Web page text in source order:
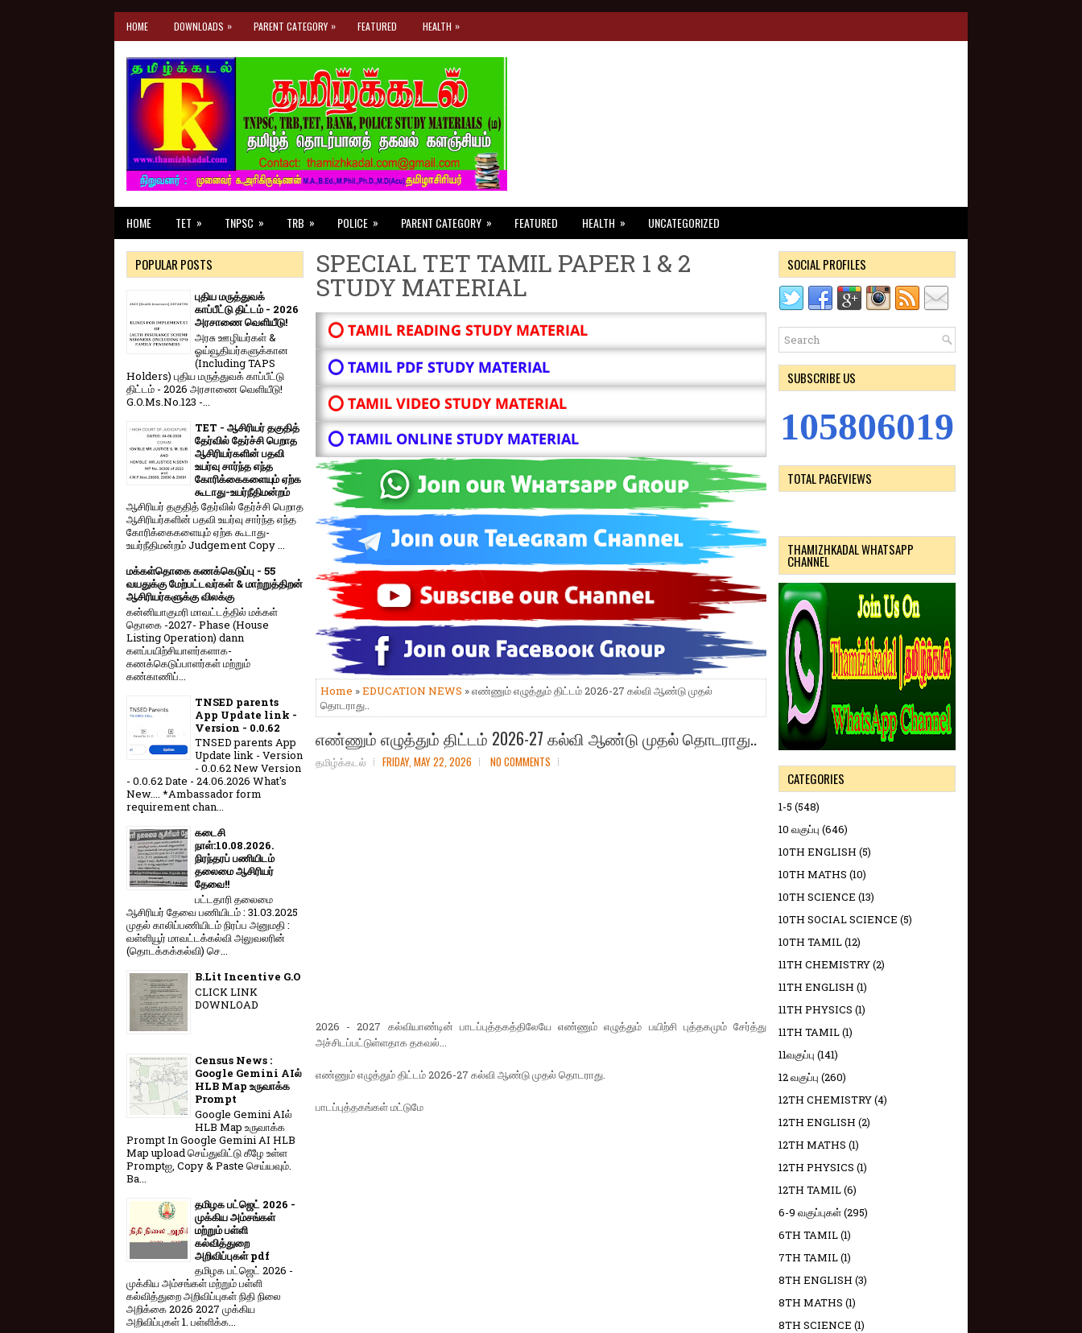
HOME DOWNLOADS » PARENT CATEGORY » FEATURED HEALTH »
HOME TET » TNPSC » TRB » POLICE » PARENT CATEGORY » FEATURED HEALTH » UNCATEGORIZED
SPECIAL TET TAMIL PAPER 1 & 2
STUDY MATERIAL
⭕ TAMIL READING STUDY MATERIAL
⭕ TAMIL PDF STUDY MATERIAL
⭕ TAMIL VIDEO STUDY MATERIAL
⭕ TAMIL ONLINE STUDY MATERIAL
Home »EDUCATION NEWS » எண்ணும் எழுத்தும் திட்டம் 2026-27 கல்வி ஆண்டு முதல்
தொடராது..
எண்ணும் எழுத்தும் திட்டம் 2026-27 கல்வி ஆண்டு முதல் தொடராது..
தமிழ்க்கடல் FRIDAY, MAY 22, 2026 NO COMMENTS
2026 - 2027 கல்வியாண்டின் பாடப்புத்தகத்திலேயே எண்ணும் எழுத்தும் பயிற்சி புத்தகமும் சேர்த்து
அச்சிடப்பட்டுள்ளதாக தகவல்...
எண்ணும் எழுத்தும் திட்டம் 2026-27 கல்வி ஆண்டு முதல் தொடராது.
பாடப்புத்தகங்கள் மட்டுமே
POPULAR POSTS
புதிய மருத்துவக்
காப்பீட்டு திட்டம் - 2026
அரசாணை வெளியீடு!
அரசு ஊழியர்கள் &
ஓய்வூதியர்களுக்கான
(Including TAPS
Holders) புதிய மருத்துவக் காப்பீட்டு
திட்டம் - 2026 அரசாணை வெளியீடு!
G.O.Ms.No.123 -...
TET - ஆசிரியர் தகுதித்
தேர்வில் தேர்ச்சி பெறாத
ஆசிரியர்களின் பதவி
உயர்வு சார்ந்த எந்த
கோரிக்கைகளையும் ஏற்க
கூடாது-உயர்நீதிமன்றம்
ஆசிரியர் தகுதித் தேர்வில் தேர்ச்சி பெறாத
ஆசிரியர்களின் பதவி உயர்வு சார்ந்த எந்த
கோரிக்கைகளையும் ஏற்க கூடாது-
உயர்நீதிமன்றம் Judgement Copy ...
மக்கள்தொகை கணக்கெடுப்பு - 55
வயதுக்கு மேற்பட்டவர்கள் & மாற்றுத்திறன்
ஆசிரியர்களுக்கு விலக்கு
கன்னியாகுமரி மாவட்டத்தில் மக்கள்
தொகை -2027- Phase (House
Listing Operation) dann
களப்பயிற்சியாளர்களாக-
கணக்கெடுப்பாளர்கள் மற்றும்
கண்காணிப்...
TNSED parents
App Update link -
Version - 0.0.62
TNSED parents App
Update link - Version
- 0.0.62 New Version
- 0.0.62 Date - 24.06.2026 What's
New.... *Ambassador form
requirement chan...
கடைசி
நாள்:10.08.2026.
நிரந்தரப் பணியிடம்
தலைமை ஆசிரியர்
தேவை!!
பட்டதாரி தலைமை
ஆசிரியர் தேவை பணியிடம் : 31.03.2025
முதல் காலிப்பணியிடம் நிரப்ப அனுமதி :
வள்ளியூர் மாவட்டக்கல்வி அலுவலரின்
(தொடக்கக்கல்வி) செ...
B.Lit Incentive G.O
CLICK LINK
DOWNLOAD
Census News :
Google Gemini AIல்
HLB Map உருவாக்க
Prompt
Google Gemini AIல்
HLB Map உருவாக்க
Prompt In Google Gemini AI HLB
Map upload செய்துவிட்டு கீழே உள்ள
Promptஐ, Copy & Paste செய்யவும்.
Ba...
தமிழக பட்ஜெட் 2026 -
முக்கிய அம்சங்கள்
மற்றும் பள்ளி
கல்வித்துறை
அறிவிப்புகள் pdf
தமிழக பட்ஜெட் 2026 -
முக்கிய அம்சங்கள் மற்றும் பள்ளி
கல்வித்துறை அறிவிப்புகள் நிதி நிலை
அறிக்கை 2026 2027 முக்கிய
அறிவிப்புகள் 1. பள்ளிக்க...
SOCIAL PROFILES
SUBSCRIBE US
105806019
TOTAL PAGEVIEWS
THAMIZHKADAL WHATSAPP
CHANNEL
CATEGORIES
1-5 (548)
10 வகுப்பு (646)
10TH ENGLISH (5)
10TH MATHS (10)
10TH SCIENCE (13)
10TH SOCIAL SCIENCE (5)
10TH TAMIL(12)
11TH CHEMISTRY(2)
11TH ENGLISH (1)
11TH PHYSICS (1)
11TH TAMIL(1)
11வகுப்பு (141)
12 வகுப்பு (260)
12TH CHEMISTRY(4)
12TH ENGLISH (2)
12TH MATHS (1)
12TH PHYSICS (1)
12TH TAMIL(6)
6-9 வகுப்புகள்(295)
6TH TAMIL(1)
7TH TAMIL(1)
8TH ENGLISH (3)
8TH MATHS (1)
8TH SCIENCE (1)